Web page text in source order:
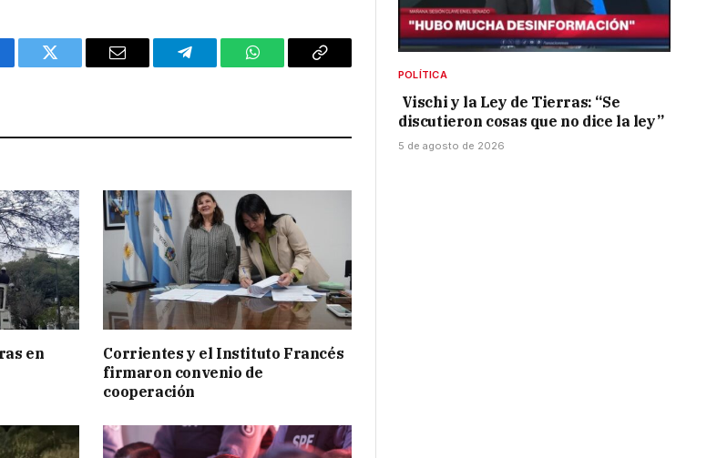
Twitter Email Telegram WhatsAppCopy
en
Corrientes y el Instituto Francés
firmaron convenio de
cooperación
POLÍTICA
Vischi y la Ley de Tierras: “Se
discutieron cosas que no dice la ley”
5 de agosto de 2026